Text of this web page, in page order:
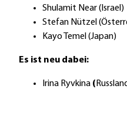
Shulamit Near (Israel)
Stefan Nützel
Kayo Temel (Japan)
Es ist neu dabei:
Irina Ryvkina (